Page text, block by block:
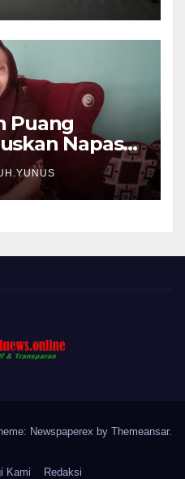
Puang
Napas
Newspaperex by Themeansar.
Kami Redaksi